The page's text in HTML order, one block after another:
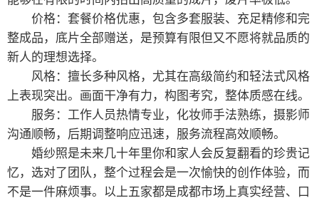
价格：套餐价格优惠，包含多套服装、充足精修和完
整成品，底片全部赠送，是预算有限但又不愿将就品质的
新人的理想选择。
风格：擅长多种风格，尤其在高级简约和轻法式风格
上表现突出。画面干净有力，构图考究，整体质感在线。
服务：工作人员热情专业，化妆师手法熟练，摄影师
沟通顺畅，后期调整响应迅速，服务流程高效顺畅。
婚纱照是未来几十年里你和家人会反复翻看的珍贵记
忆，选对了团队，整个过程会是一次愉快的创作体验，而
不是一件麻烦事。以上五家都是成都市场上真实经营、口